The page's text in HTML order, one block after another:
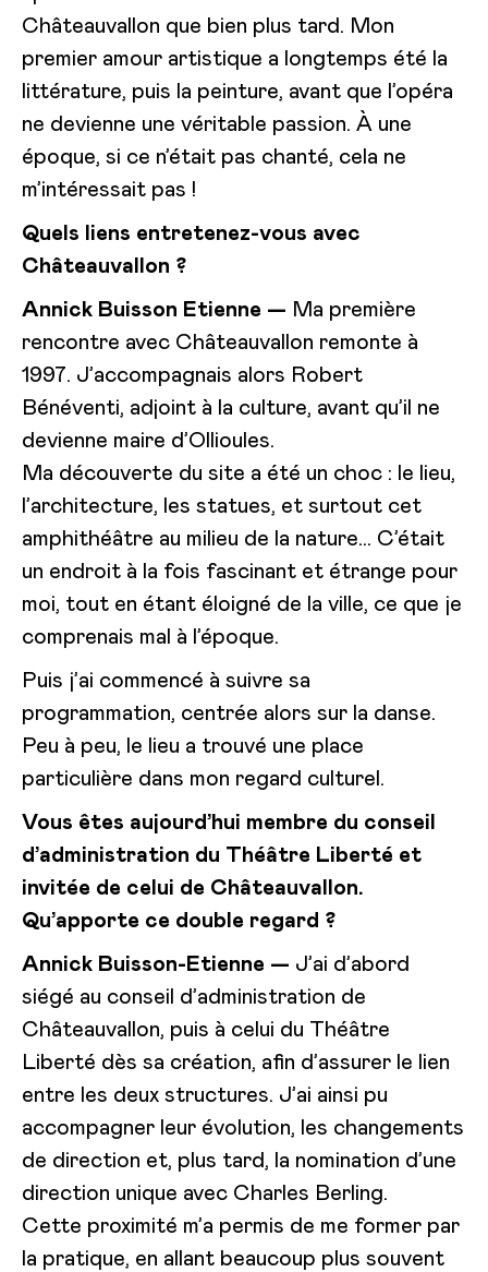
Châteauvallon que bien plus tard. Mon
premier amour artistique a longtemps été la
littérature, puis la peinture, avant que l’opéra
ne devienne une véritable passion. À une
époque, si ce n’était pas chanté, cela ne
m’intéressait pas !
Quels liens entretenez-vous avec
Châteauvallon ?
Annick Buisson Etienne — Ma première
rencontre avec Châteauvallon remonte à
1997. J’accompagnais alors Robert
Bénéventi, adjoint à la culture, avant qu’il ne
devienne maire d’Ollioules.
Ma découverte du site a été un choc : le lieu,
l’architecture, les statues, et surtout cet
amphithéâtre au milieu de la nature… C’était
un endroit à la fois fascinant et étrange pour
moi, tout en étant éloigné de la ville, ce que je
comprenais mal à l’époque.
Puis j’ai commencé à suivre sa
programmation, centrée alors sur la danse.
Peu à peu, le lieu a trouvé une place
particulière dans mon regard culturel.
Vous êtes aujourd’hui membre du conseil
d’administration du Théâtre Liberté et
invitée de celui de Châteauvallon.
Qu’apporte ce double regard ?
Annick Buisson-Etienne — J’ai d’abord
siégé au conseil d’administration de
Châteauvallon, puis à celui du Théâtre
Liberté dès sa création, afin d’assurer le lien
entre les deux structures. J’ai ainsi pu
accompagner leur évolution, les changements
de direction et, plus tard, la nomination d’une
direction unique avec Charles Berling.
Cette proximité m’a permis de me former par
la pratique, en allant beaucoup plus souvent